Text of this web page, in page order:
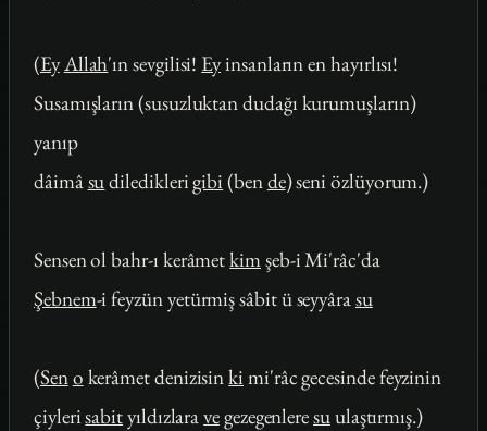
(EyAllah'ın sevgilisi! Eyinsanların en hayırlısı!
Susamışların (susuzluktan dudağı kurumuşların)
yanıp
dâimâsudilediklerigibi (bende) seni özlüyorum.)
Sensen ol bahr-ı kerâmetkimşeb-i Mi'râc'da
Şebnem-i feyzün yetürmiş sâbit ü seyyârasu
(Seno kerâmet denizisinki mi'râc gecesinde feyzinin
çiylerisabityıldızlaravegezegenleresuulaştırmış.)